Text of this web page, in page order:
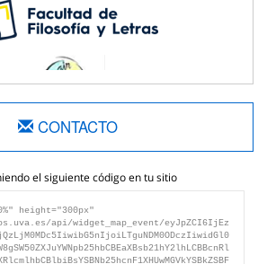
CONTACTO
el siguiente código en tu sitio